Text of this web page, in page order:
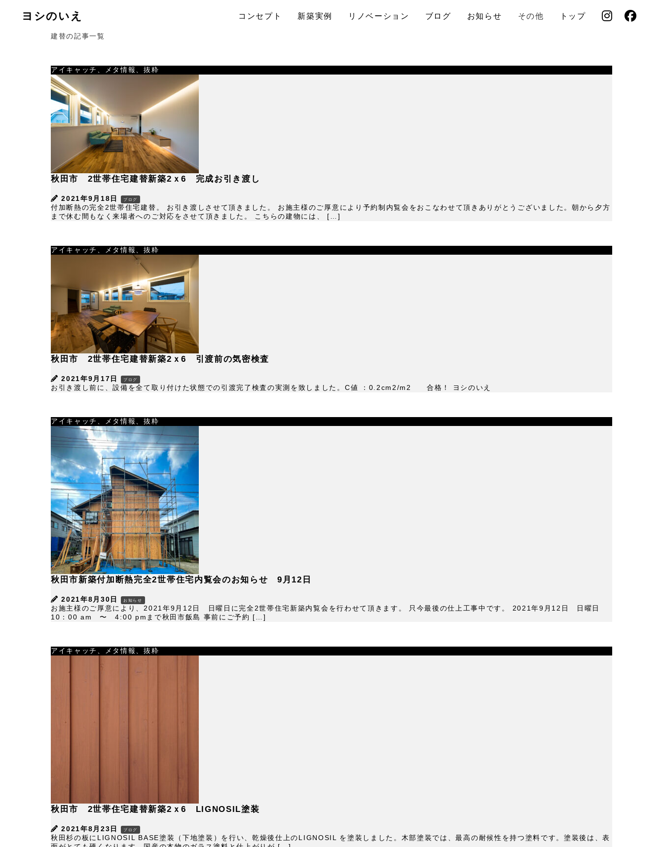
ヨシのいえ コンセプト 新築実例 リノベーション ブログ お知らせ その他 トップ
建替の記事一覧
アイキャッチ、メタ情報、抜粋
秋田市 2世帯住宅建替新築2ｘ6 完成お引き渡し
2021年9月18日 ブログ
付加断熱の完全2世帯住宅建替。 お引き渡しさせて頂きました。 お施主様のご厚意により予約制内覧会をおこなわせて頂きありがとうございました。朝から夕方
まで休む間もなく来場者へのご対応をさせて頂きました。 こちらの建物には、 […]
アイキャッチ、メタ情報、抜粋
秋田市 2世帯住宅建替新築2ｘ6 引渡前の気密検査
2021年9月17日 ブログ
お引き渡し前に、設備を全て取り付けた状態での引渡完了検査の実測を致しました。C値 ：0.2cm2/m2 合格！ ヨシのいえ
アイキャッチ、メタ情報、抜粋
秋田市新築付加断熱完全2世帯住宅内覧会のお知らせ 9月12日
2021年8月30日 お知らせ
お施主様のご厚意により、2021年9月12日 日曜日に完全2世帯住宅新築内覧会を行わせて頂きます。 只今最後の仕上工事中です。 2021年9月12日 日曜日
10：00 am 〜 4:00 pmまで秋田市飯島 事前にご予約 […]
アイキャッチ、メタ情報、抜粋
秋田市 2世帯住宅建替新築2ｘ6 LIGNOSIL塗装
2021年8月23日 ブログ
秋田杉の板にLIGNOSIL BASE塗装（下地塗装）を行い、乾燥後仕上のLIGNOSIL を塗装しました。木部塗装では、最高の耐候性を持つ塗料です。塗装後は、表